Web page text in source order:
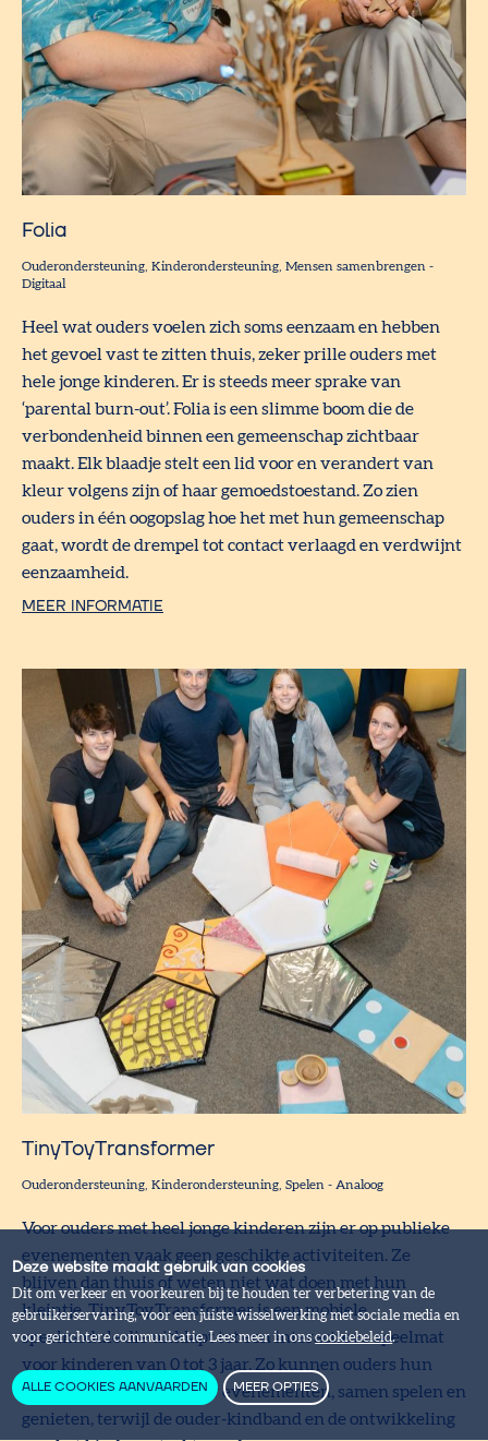
Folia
Ouderondersteuning Kinderondersteuning Mensen samenbrengen -
Digitaal
Heel wat ouders voelen zich soms eenzaam en hebben
het gevoel vast te zitten thuis, zeker prille ouders met
hele jonge kinderen. Er is steeds meer sprake van
‘parental burn-out’. Folia is een slimme boom die de
verbondenheid binnen een gemeenschap zichtbaar
maakt. Elk blaadje stelt een lid voor en verandert van
kleur volgens zijn of haar gemoedstoestand. Zo zien
ouders in één oogopslag hoe het met hun gemeenschap
gaat, wordt de drempel tot contact verlaagd en verdwijnt
eenzaamheid.
MEER INFORMATIE
TinyToyTransformer
Ouderondersteuning Kinderondersteuning Spelen - Analoog
Voor ouders met heel jonge kinderen zijn er op publieke
evenementen vaak geen geschikte activiteiten. Ze
blijven dan thuis of weten niet wat doen met hun
kleintje. TinyToyTransformer is een mobiele
speelmodule die uitklapt tot een interactieve speelmat
voor kinderen van 0 tot 3 jaar. Zo kunnen ouders hun
kleintjes meenemen naar evenementen, samen spelen en
genieten, terwijl de ouder-kindband en de ontwikkeling
Deze website maakt gebruik van cookies
Dit om verkeer en voorkeuren bij te houden ter verbetering van de
gebruikerservaring, voor een juiste wisselwerking met sociale media en
voor gerichtere communicatie. Lees meer in onscookiebeleid.
ALLE COOKIES AANVAARDEN MEER OPTIES